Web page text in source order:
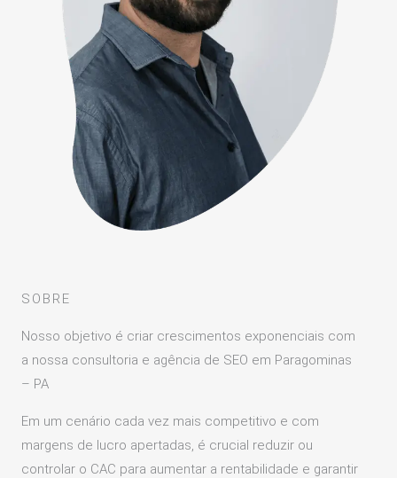
SOBRE
Nosso objetivo é criar crescimentos exponenciais com
a nossa consultoria e agência de SEO em Paragominas
– PA
Em um cenário cada vez mais competitivo e com
margens de lucro apertadas, é crucial reduzir ou
controlar o CAC para aumentar a rentabilidade e garantir